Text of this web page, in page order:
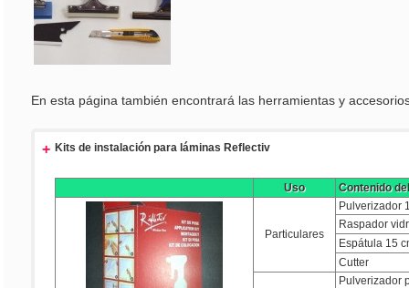
En esta página también encontrará las herramientas y
+ Kits de instalación para láminas Reflectiv
Uso Contenido
Particulares
Pulverizador
Raspador
Espátula 15
Cutter
Pulverizador